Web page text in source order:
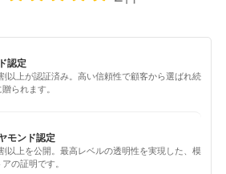
認定
以上が認証済み。高い信頼性で顧客から選ばれ続
られます。
モンド認定
以上を公開。最高レベルの透明性を実現した、模
の証明です。